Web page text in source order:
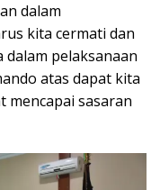
dalam
kita cermati dan
pelaksanaan
atas dapat kita
mencapai sasaran